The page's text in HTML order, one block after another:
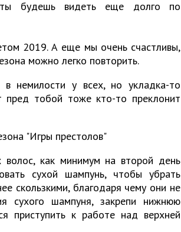
ты будешь видеть еще долго по
2019. А еще мы очень счастливы,
можно легко повторить.
немилости у всех, но укладка-то
пред тобой тоже кто-то преклонит
"Игры престолов"
волос, как минимум на второй день
сухой шампунь, чтобы убрать
скользкими, благодаря чему они не
сухого шампуня, закрепи нижнюю
приступить к работе над верхней